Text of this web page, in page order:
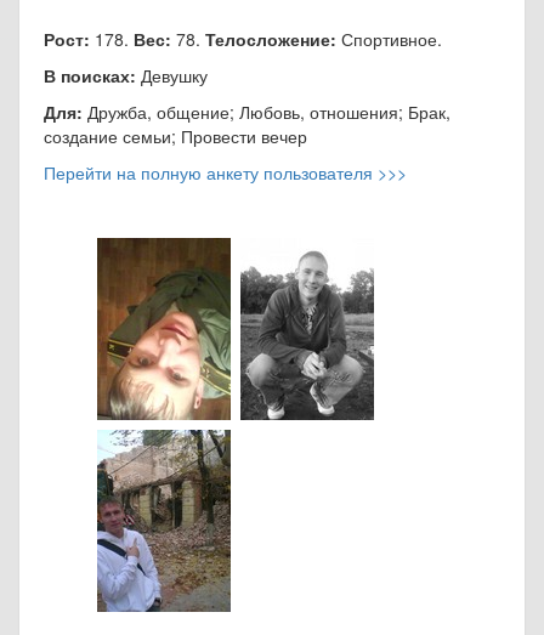
Рост: 178. Вес: 78. Телосложение: Спортивное.
В поисках: Девушку
Для: Дружба, общение; Любовь, отношения; Брак,
создание семьи; Провести вечер
Перейти на полную анкету пользователя >>>